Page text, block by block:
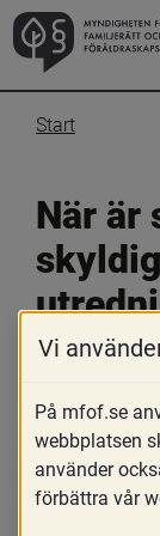
Start
När är
eller
25 oktober 2019
Skriv ut
Enligt 2 kap. 1
Vi
På mfof.se
webbplatsen
använder
förbättra vår